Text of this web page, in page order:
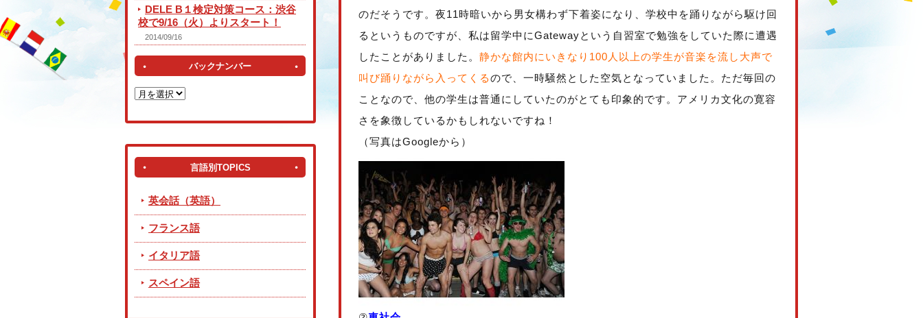
のだそうです。夜11時暗いから男女構わず下着姿になり、学校中を踊りながら駆け回
るというものですが、私は留学中にGatewayという自習室で勉強をしていた際に遭遇
したことがありました。 静かな館内にいきなり100人以上の学生が音楽を流し大声で
叫び踊りながら入ってくるので、一時騒然とした空気となっていました。ただ毎回の
ことなので、他の学生は普通にしていたのがとても印象的です。アメリカ文化の寛容
さを象徴しているかもしれないですね！
（写真はGoogleから）
DELE B１検定対策コース：渋谷
校で9/16（火）よりスタート！
2014/09/16
バックナンバー
言語別TOPICS
英会話（英語）
フランス語
イタリア語
スペイン語